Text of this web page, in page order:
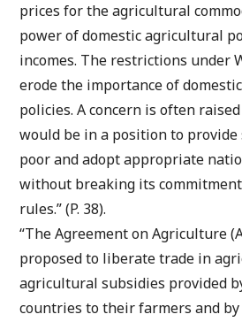
prices for the agricultural
power of domestic agricultural
incomes. The restrictions under
erode the importance of
policies. A concern is often
would be in a position to
poor and adopt appropriate
without breaking its
rules.” (P. 38).
“The Agreement on Agriculture
proposed to liberate trade in
agricultural subsidies provided
countries to their farmers and